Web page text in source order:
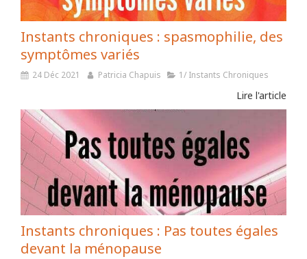
Instants chroniques : spasmophilie, des
symptômes variés
24 Déc 2021 Patricia Chapuis 1/ Instants Chroniques
Lire l'article
Instants chroniques : Pas toutes égales
devant la ménopause